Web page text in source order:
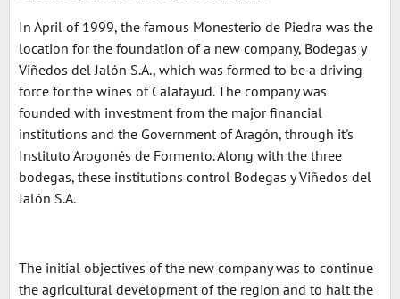
In April of 1999, the famous Monesterio de Piedra was the
location for the foundation of a new company, Bodegas y
Viñedos del Jalón S.A., which was formed to be a driving
force for the wines of Calatayud. The company was
founded with investment from the major financial
institutions and the Government of Aragón, through it's
Instituto Arogonés de Formento. Along with the three
bodegas, these institutions control Bodegas y Viñedos del
Jalón S.A.
The initial objectives of the new company was to continue
the agricultural development of the region and to halt the